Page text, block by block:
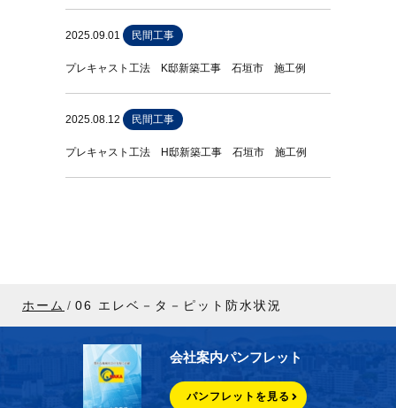
2025.09.01 民間工事
プレキャスト工法 K邸新築工事 石垣市 施工例
2025.08.12 民間工事
プレキャスト工法 H邸新築工事 石垣市 施工例
ホーム 06 エレベ－タ－ピット防水状況
会社案内パンフレット
パンフレットを見る